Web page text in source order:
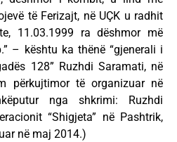
të Ferizajt, në UÇK u radhit
11.03.1999 ra dëshmor më
– kështu ka thënë “gjenerali i
128” Ruzhdi Saramati, në
përkujtimor të organizuar në
nga shkrimi: Ruzhdi
“Shigjeta” në Pashtrik,
në maj 2014.)